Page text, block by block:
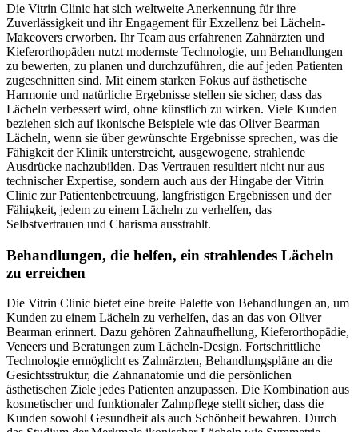
Die Vitrin Clinic hat sich weltweite Anerkennung für ihre
Zuverlässigkeit und ihr Engagement für Exzellenz bei Lächeln-
Makeovers erworben. Ihr Team aus erfahrenen Zahnärzten und
Kieferorthopäden nutzt modernste Technologie, um Behandlungen
zu bewerten, zu planen und durchzuführen, die auf jeden Patienten
zugeschnitten sind. Mit einem starken Fokus auf ästhetische
Harmonie und natürliche Ergebnisse stellen sie sicher, dass das
Lächeln verbessert wird, ohne künstlich zu wirken. Viele Kunden
beziehen sich auf ikonische Beispiele wie das Oliver Bearman
Lächeln, wenn sie über gewünschte Ergebnisse sprechen, was die
Fähigkeit der Klinik unterstreicht, ausgewogene, strahlende
Ausdrücke nachzubilden. Das Vertrauen resultiert nicht nur aus
technischer Expertise, sondern auch aus der Hingabe der Vitrin
Clinic zur Patientenbetreuung, langfristigen Ergebnissen und der
Fähigkeit, jedem zu einem Lächeln zu verhelfen, das
Selbstvertrauen und Charisma ausstrahlt.
Behandlungen, die helfen, ein strahlendes Lächeln
zu erreichen
Die Vitrin Clinic bietet eine breite Palette von Behandlungen an, um
Kunden zu einem Lächeln zu verhelfen, das an das von Oliver
Bearman erinnert. Dazu gehören Zahnaufhellung, Kieferorthopädie,
Veneers und Beratungen zum Lächeln-Design. Fortschrittliche
Technologie ermöglicht es Zahnärzten, Behandlungspläne an die
Gesichtsstruktur, die Zahnanatomie und die persönlichen
ästhetischen Ziele jedes Patienten anzupassen. Die Kombination aus
kosmetischer und funktionaler Zahnpflege stellt sicher, dass die
Kunden sowohl Gesundheit als auch Schönheit bewahren. Durch